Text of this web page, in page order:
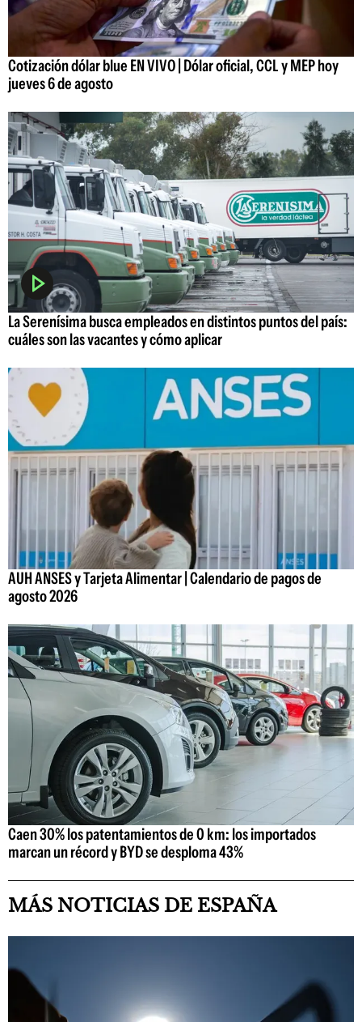
Cotización dólar blue EN VIVO | Dólar oficial, CCL y MEP hoy
jueves 6 de agosto
La Serenísima busca empleados en distintos puntos del país:
cuáles son las vacantes y cómo aplicar
AUH ANSES y Tarjeta Alimentar | Calendario de pagos de
agosto 2026
Caen 30% los patentamientos de 0 km: los importados
marcan un récord y BYD se desploma 43%
MÁS NOTICIAS DE ESPAÑA